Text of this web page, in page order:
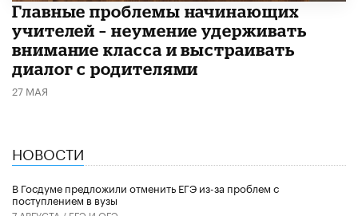
Главные проблемы начинающих
учителей – неумение удерживать
внимание класса и выстраивать
диалог с родителями
27 МАЯ
НОВОСТИ
В Госдуме предложили отменить ЕГЭ из-за проблем с
поступлением в вузы